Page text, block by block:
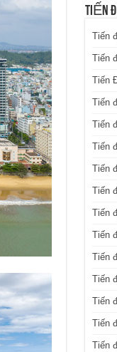
TIẾN
Tiến
Tiến
Tiến
Tiến
Tiến
Tiến
Tiến
Tiến
Tiến
Tiến
Tiến
Tiến
Tiến
Tiến
Tiến